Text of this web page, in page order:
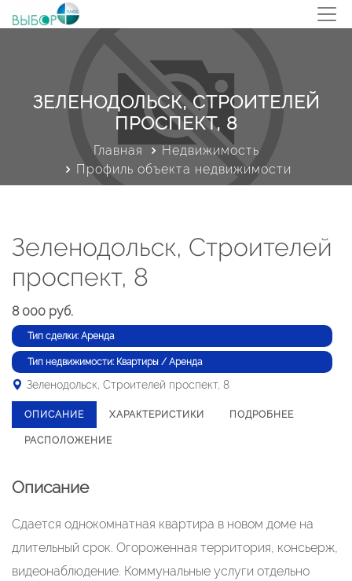
ЗЕЛЕНОДОЛЬСК, СТРОИТЕЛЕЙ
ПРОСПЕКТ, 8
Главная
Недвижимость
Профиль объекта недвижимости
Зеленодольск, Строителей
проспект, 8
8 000 руб.
Тип сделки: Аренда
Тип недвижимости: Квартиры / Аренда
Зеленодольск, Строителей проспект, 8
ОПИСАНИЕ ХАРАКТЕРИСТИКИ ПОДРОБНЕЕ
РАСПОЛОЖЕНИЕ
Описание
Сдается однокомнатная квартира в новом доме на
длительный срок. Огороженная территория, консьерж,
видеонаблюдение. Коммунальные услуги отдельно